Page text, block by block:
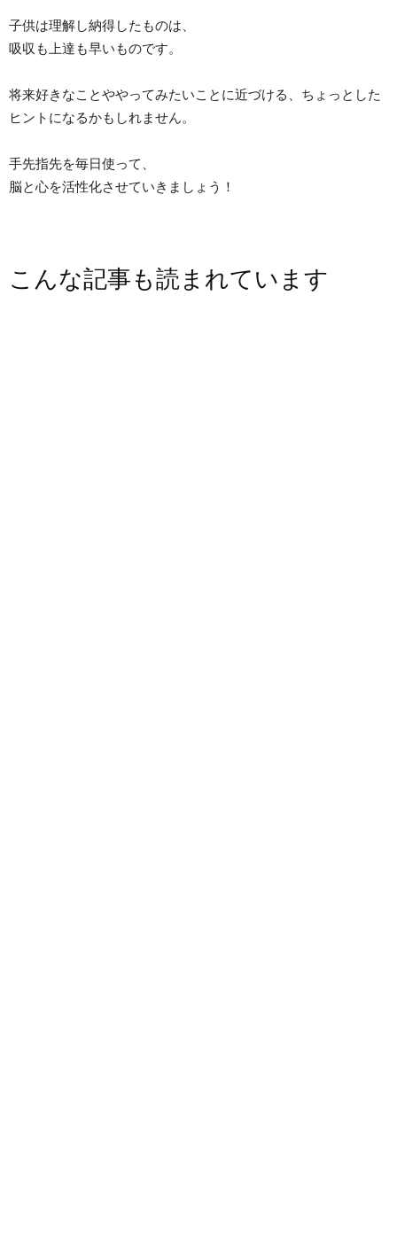
子供は理解し納得したものは、
吸収も上達も早いものです。
将来好きなことややってみたいことに近づける、ちょっとした
ヒントになるかもしれません。
手先指先を毎日使って、
脳と心を活性化させていきましょう！
こんな記事も読まれています